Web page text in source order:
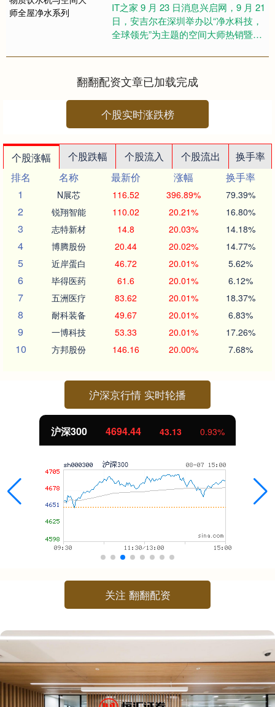
IT之家 9 月 23 日消息兴启网，9 月 21
日，安吉尔在深圳举办以“净水科技，
全球领先”为主题的空间大师热销暨首
闻全程直....
翻翻配资文章已加载完成
个股实时涨跌榜
个股涨幅 个股跌幅 个股流入 个股流出
换手率
排名
名称 最新价 涨幅
换手率
1
N展芯 116.52 396.89% 79.39%
2 锐翔智能 110.02 20.21% 16.80%
3 志特新材 14.8 20.03% 14.18%
4 博腾股份 20.44 20.02% 14.77%
5 近岸蛋白 46.72 20.01% 5.62%
6 毕得医药 61.6 20.01% 6.12%
7 五洲医疗 83.62 20.01% 18.37%
8 耐科装备 49.67 20.01% 6.83%
9 一博科技 53.33 20.01% 17.26%
10 方邦股份 146.16 20.00% 7.68%
沪深京行情 实时轮播
沪深300 4694.44 43.13 0.93%
关注 翻翻配资